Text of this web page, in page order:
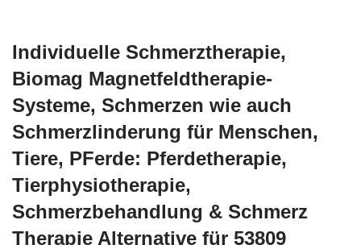
Individuelle Schmerztherapie,
Biomag Magnetfeldtherapie-
Systeme, Schmerzen wie auch
Schmerzlinderung für Menschen,
Tiere, PFerde: Pferdetherapie,
Tierphysiotherapie,
Schmerzbehandlung & Schmerz
Therapie Alternative für 53809